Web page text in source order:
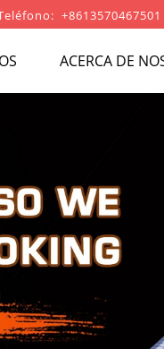
+8613570467501
ACERCA DE